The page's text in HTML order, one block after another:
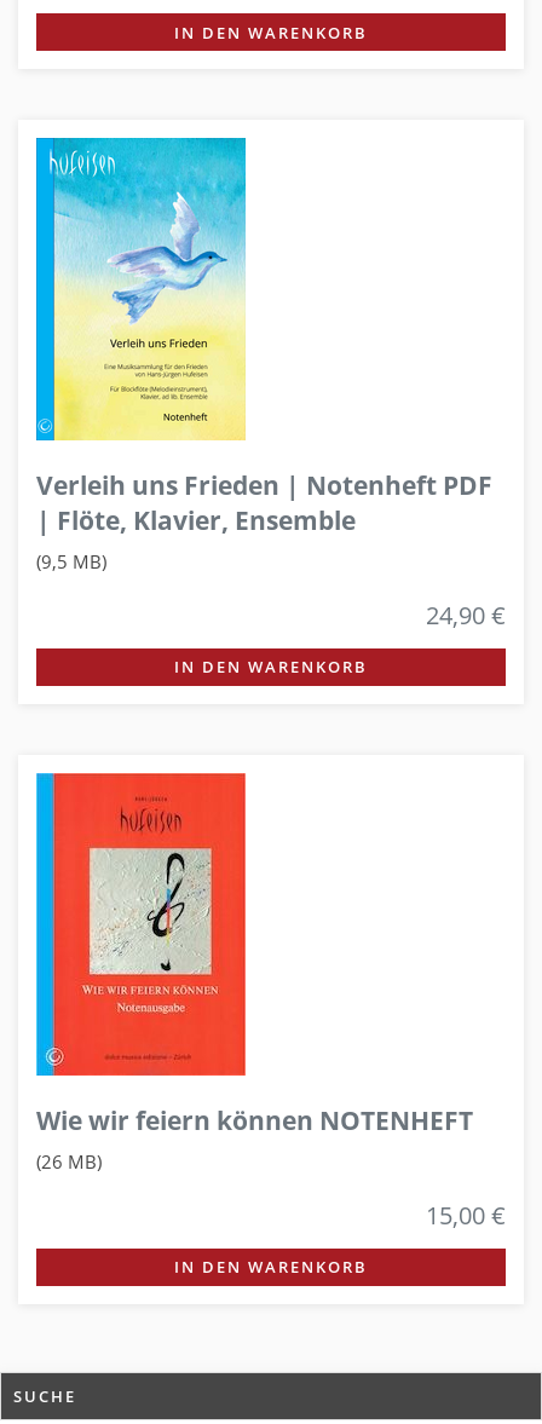
IN DEN WARENKORB
Verleih uns Frieden | Notenheft PDF
| Flöte, Klavier, Ensemble
(9,5 MB)
24,90 €
IN DEN WARENKORB
Wie wir feiern können NOTENHEFT
(26 MB)
15,00 €
IN DEN WARENKORB
SUCHE